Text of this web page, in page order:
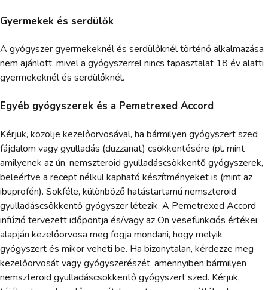
Gyermekek és serdülők
A gyógyszer gyermekeknél és serdülőknél történő alkalmazása
nem ajánlott, mivel a gyógyszerrel nincs tapasztalat 18 év alatti
gyermekeknél és serdülőknél.
Egyéb gyógyszerek és a Pemetrexed Accord
Kérjük, közölje kezelőorvosával, ha bármilyen gyógyszert szed
fájdalom vagy gyulladás (duzzanat) csökkentésére (pl. mint
amilyenek az ún. nemszteroid gyulladáscsökkentő gyógyszerek,
beleértve a recept nélkül kapható készítményeket is (mint az
ibuprofén). Sokféle, különböző hatástartamú nemszteroid
gyulladáscsökkentő gyógyszer létezik. A Pemetrexed Accord
infúzió tervezett időpontja és/vagy az Ön vesefunkciós értékei
alapján kezelőorvosa meg fogja mondani, hogy melyik
gyógyszert és mikor veheti be. Ha bizonytalan, kérdezze meg
kezelőorvosát vagy gyógyszerészét, amennyiben bármilyen
nemszteroid gyulladáscsökkentő gyógyszert szed. Kérjük,